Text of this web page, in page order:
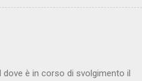
la faccia su quelle misure
da sborsare per le banche allo
mentre fa la spesa come
è in corso di svolgimento il